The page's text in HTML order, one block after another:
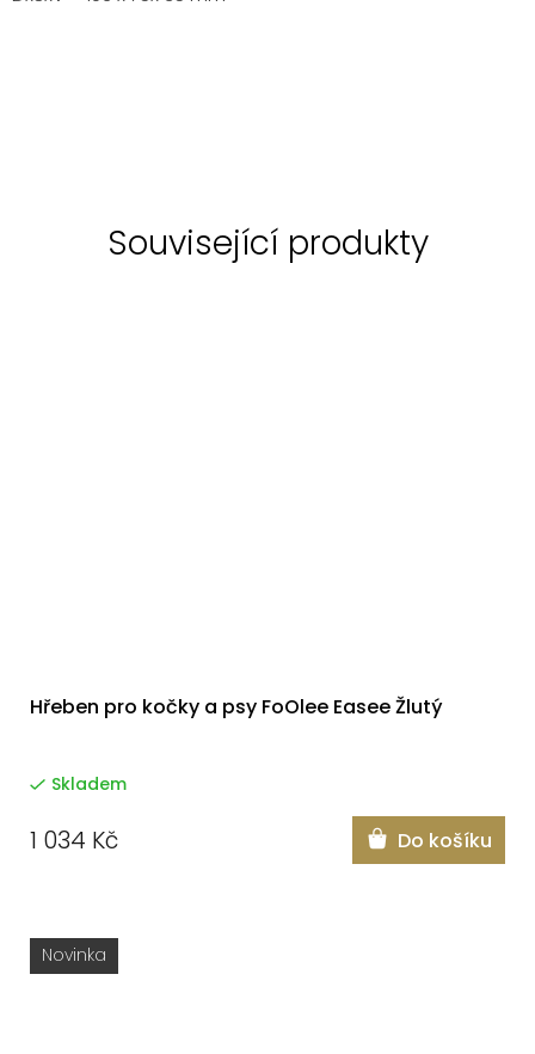
Související produkty
Hřeben pro kočky a psy FoOlee Easee Žlutý
Skladem
1 034 Kč Do košíku
Novinka